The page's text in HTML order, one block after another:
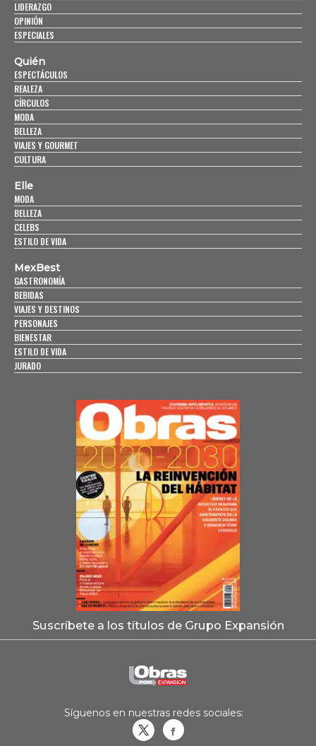
LIDERAZGO
OPINIÓN
ESPECIALES
Quién
ESPECTÁCULOS
REALEZA
CÍRCULOS
MODA
BELLEZA
VIAJES Y GOURMET
CULTURA
Elle
MODA
BELLEZA
CELEBS
ESTILO DE VIDA
MexBest
GASTRONOMÍA
BEBIDAS
VIAJES Y DESTINOS
PERSONAJES
BIENESTAR
ESTILO DE VIDA
JURADO
Suscríbete a los títulos de Grupo Expansión
Síguenos en nuestras redes sociales: